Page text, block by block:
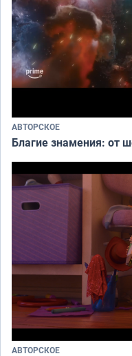
АВТОРСКОЕ
Благие знамения: от
АВТОРСКОЕ